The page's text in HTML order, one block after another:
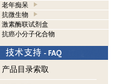
老年痴呆
抗微生物
激素酶联试剂盒
抗癌小分子化合物
产品目录索取